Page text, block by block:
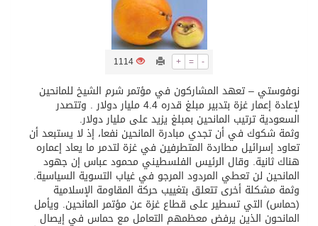
ثلة من الضابطات في الجييش الكويتي
كسوة الكعبة تعتلي البيت العتيق
+ = -
1114
نوفوستي – تعهد المشاركون في مؤتمر شرم الشيخ للمانحين
لإعادة إعمار غزة بتدبير مبلغ قدره 4.4 مليار دولار . وتتصدر
السعودية ترتيب المانحين بمبلغ يزيد على مليار دولار.
وثمة شكوك في أن تجدي مبادرة المانحين نفعا، إذ لا يستبعد أن
تعاود إسرائيل مطاردة المتطرفين في غزة لتدمر ما يعاد إعماره
هناك ثانية. وقال الرئيس الفلسطيني محمود عباس إن جهود
المانحين لن تعطي المردود المرجو في غياب التسوية السياسية.
وثمة مشكلة أخرى تتعلق بتغييب حركة المقاومة الإسلامية
(حماس) التي تسطير على قطاع غزة عن مؤتمر المانحين. ويأمل
المانحون الذين يرفض معظمهم التعامل مع حماس في إيصال